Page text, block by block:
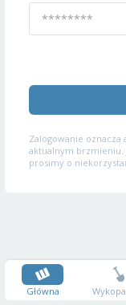
Zalogowanie oznacza
aktualnym brzmieniu.
prosimy o
Główna